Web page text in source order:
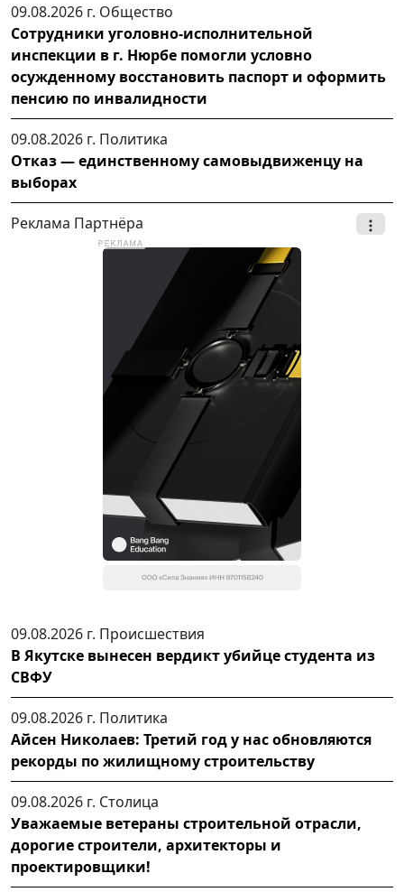
09.08.2026 г. Общество
Сотрудники уголовно-исполнительной
инспекции в г. Нюрбе помогли условно
осужденному восстановить паспорт и оформить
пенсию по инвалидности
09.08.2026 г. Политика
Отказ — единственному самовыдвиженцу на
выборах
Реклама Партнёра
09.08.2026 г. Происшествия
В Якутске вынесен вердикт убийце студента из
СВФУ
09.08.2026 г. Политика
Айсен Николаев: Третий год у нас обновляются
рекорды по жилищному строительству
09.08.2026 г. Столица
Уважаемые ветераны строительной отрасли,
дорогие строители, архитекторы и
проектировщики!